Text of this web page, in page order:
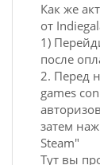
Как же
от
1)
после
2. Перед
games
затем
Steam"
Тут вы